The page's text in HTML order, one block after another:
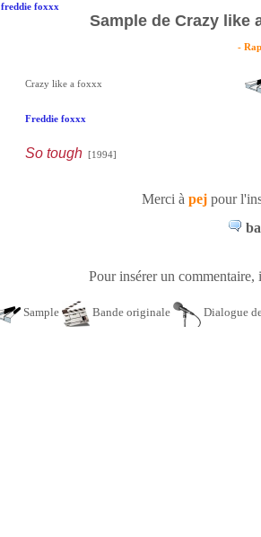
freddie foxxx
Sample de Crazy like
-
Crazy like a foxxx
Freddie foxxx
So tough[1994]
Merci à pej pour
Pour insérer un commentaire,
Sample Bande originale Dialogue